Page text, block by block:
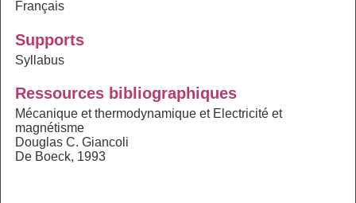
Français
Supports
Syllabus
Ressources bibliographiques
Mécanique et thermodynamique et Electricité et
magnétisme
Douglas C. Giancoli
De Boeck, 1993